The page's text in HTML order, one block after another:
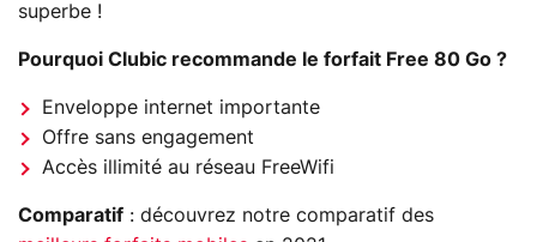
superbe !
Pourquoi Clubic recommande le forfait Free 80 Go ?
Enveloppe internet importante
Offre sans engagement
Accès illimité au réseau FreeWifi
Comparatif : découvrez notre comparatif des